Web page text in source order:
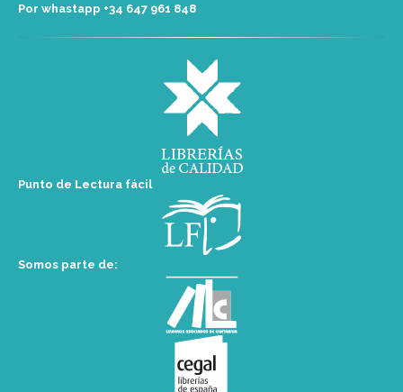
Por whastapp +34 ‭647 961 848‬
Punto de Lectura fácil
Somos parte de: